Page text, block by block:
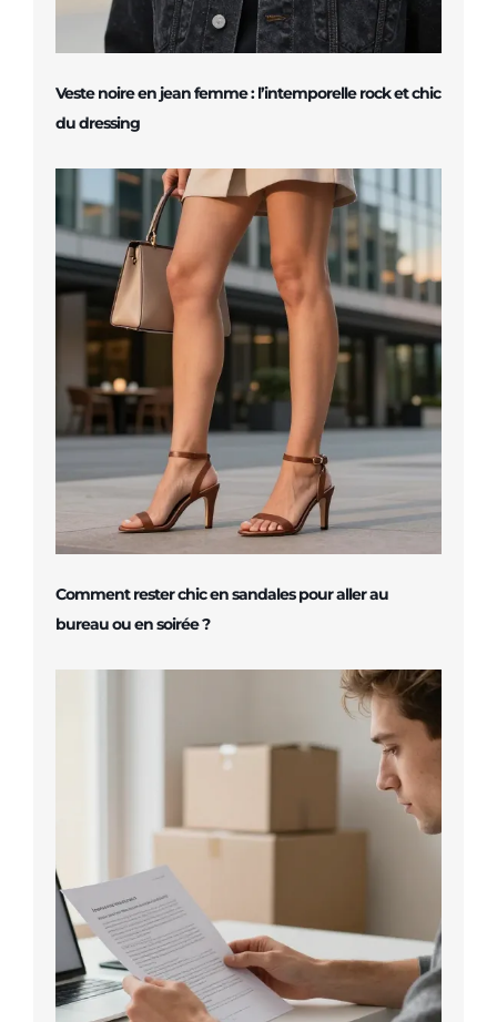
Veste noire en jean femme : l’intemporelle rock et chic
du dressing
Comment rester chic en sandales pour aller au
bureau ou en soirée ?